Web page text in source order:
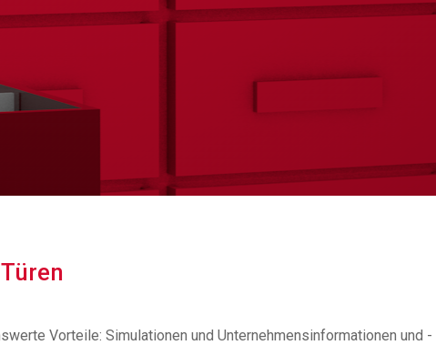
Vorteile: Simulationen und Unternehmensinformationen und -